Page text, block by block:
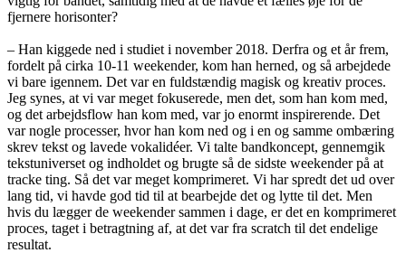
fjernere horisonter?
– Han kiggede ned i studiet i november 2018. Derfra og et år frem,
fordelt på cirka 10-11 weekender, kom han herned, og så arbejdede
vi bare igennem. Det var en fuldstændig magisk og kreativ proces.
Jeg synes, at vi var meget fokuserede, men det, som han kom med,
og det arbejdsflow han kom med, var jo enormt inspirerende. Det
var nogle processer, hvor han kom ned og i en og samme ombæring
skrev tekst og lavede vokalidéer. Vi talte bandkoncept, gennemgik
tekstuniverset og indholdet og brugte så de sidste weekender på at
tracke ting. Så det var meget komprimeret. Vi har spredt det ud over
lang tid, vi havde god tid til at bearbejde det og lytte til det. Men
hvis du lægger de weekender sammen i dage, er det en komprimeret
proces, taget i betragtning af, at det var fra scratch til det endelige
resultat.